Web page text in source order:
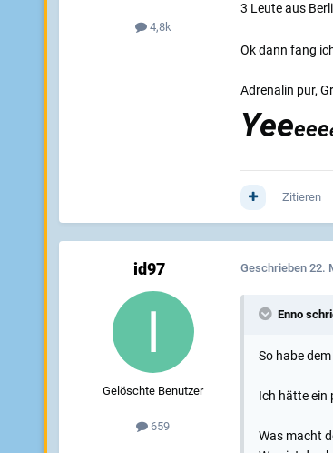
4,8k
3 Leute aus
Ok dann fang
Adrenalin pur,
Yeeeee
Zitieren
id97
Gelöschte Benutzer
659
Geschrieben 22.
Enno
So habe
Ich hätte ein
Was macht